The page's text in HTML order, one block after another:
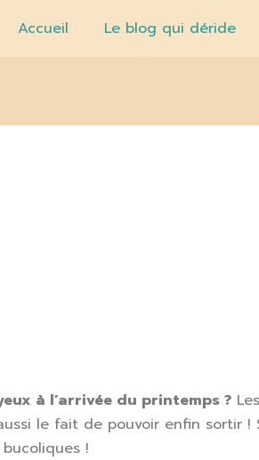
Accueil Le blog qui déride
à l’arrivée du printemps ?
le fait de pouvoir enfin sortir
!